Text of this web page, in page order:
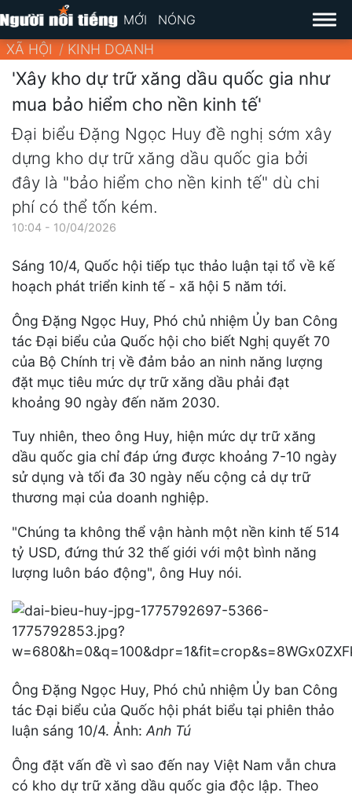
MỚI NÓNG
XÃ HỘI KINH DOANH
'Xây kho dự trữ xăng dầu quốc gia như
mua bảo hiểm cho nền kinh tế'
Đại biểu Đặng Ngọc Huy đề nghị sớm xây
dựng kho dự trữ xăng dầu quốc gia bởi
đây là "bảo hiểm cho nền kinh tế" dù chi
phí có thể tốn kém.
10:04 - 10/04/2026
Sáng 10/4, Quốc hội tiếp tục thảo luận tại tổ về kế
hoạch phát triển kinh tế - xã hội 5 năm tới.
Ông Đặng Ngọc Huy, Phó chủ nhiệm Ủy ban Công
tác Đại biểu của Quốc hội cho biết Nghị quyết 70
của Bộ Chính trị về đảm bảo an ninh năng lượng
đặt mục tiêu mức dự trữ xăng dầu phải đạt
khoảng 90 ngày đến năm 2030.
Tuy nhiên, theo ông Huy, hiện mức dự trữ xăng
dầu quốc gia chỉ đáp ứng được khoảng 7-10 ngày
sử dụng và tối đa 30 ngày nếu cộng cả dự trữ
thương mại của doanh nghiệp.
"Chúng ta không thể vận hành một nền kinh tế 514
tỷ USD, đứng thứ 32 thế giới với một bình năng
lượng luôn báo động", ông Huy nói.
Ông Đặng Ngọc Huy, Phó chủ nhiệm Ủy ban Công
tác Đại biểu của Quốc hội phát biểu tại phiên thảo
luận sáng 10/4. Ảnh: Anh Tú
Ông đặt vấn đề vì sao đến nay Việt Nam vẫn chưa
có kho dự trữ xăng dầu quốc gia độc lập. Theo